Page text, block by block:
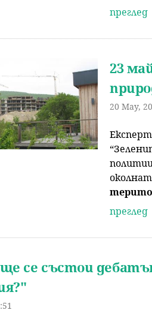
преглед
23
20 May,
преглед
се състои